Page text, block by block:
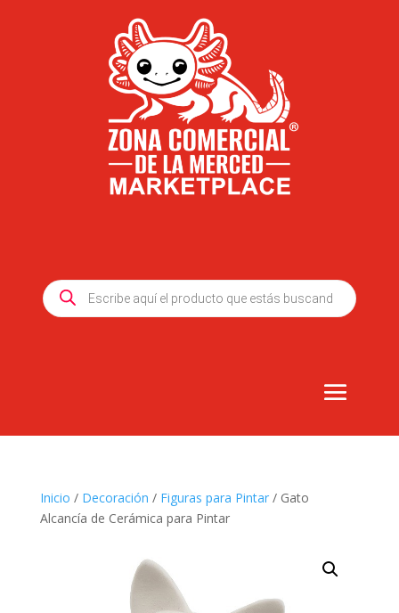
Products
search
Inicio / Decoración / Figuras para Pintar/ Gato
Alcancía de Cerámica para Pintar